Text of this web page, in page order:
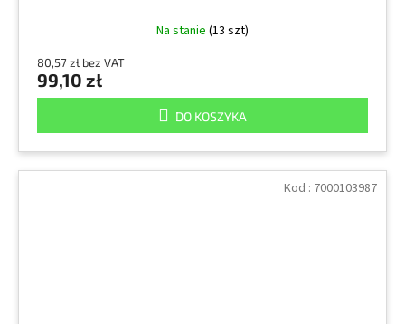
Na stanie (13 szt)
80,57 zł bez VAT
99,10 zł
DO KOSZYKA
Kod : 7000103987